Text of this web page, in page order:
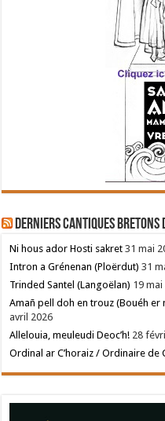
Derniers cantiques bretons
Ni hous ador Hosti sakret 31 mai
Intron a Grénenan (Ploërdut) 31
Trinded Santel (Langoëlan) 19 mai
Amañ pell doh en trouz (Bouéh
avril 2026
Allelouia, meuleudi Deoc’h! 28
Ordinal ar C’horaiz / Ordinaire de